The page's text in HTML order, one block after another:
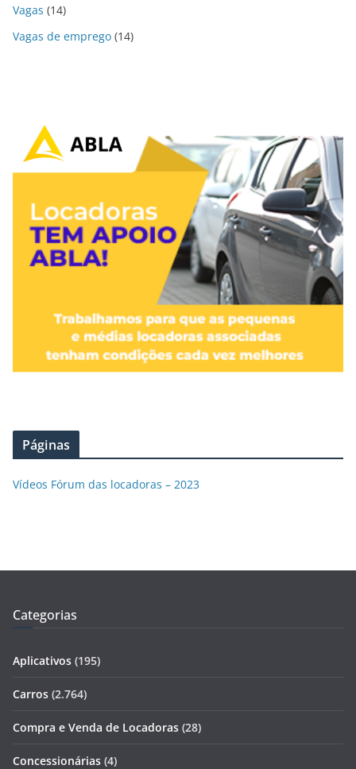
Vagas (14)
Vagas de emprego (14)
Páginas
Vídeos Fórum das locadoras – 2023
Categorias
Aplicativos (195)
Carros (2.764)
Compra e Venda de Locadoras (28)
Concessionárias (4)